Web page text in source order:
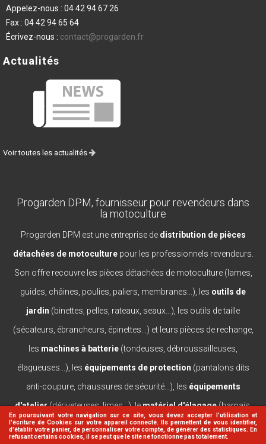
En poursuivant votre navigation sur ce site, vous devez accepter l’utilisation et
l'écriture de Cookies sur votre appareil connecté. Ils permettent de vous identifier,
d'établir votre panier, de personnaliser votre compte, de générer des statistiques. En
refusant certains cookies, il se peut que le site ne fonctionne pas totalement.
Appelez-nous : 04 42 94 67 26
Fax : 04 42 94 65 64
Écrivez-nous : contact@progarden.fr
Actualités
Voir toutes les actualités
Progarden DPM, fournisseur pour revendeurs dans
la motoculture
Progarden DPM est une entreprise de distribution de pièces
détachées de motoculturepour les professionnels revendeurs.
Son offre recouvre les pièces détachées de motoculture (lames,
guides, châines, poulies, paliers, membranes...), les outils de
jardin (binettes, pelles, rateaux, seaux...), les outils de taille
(sécateurs, ébrancheurs, épinettes...) et leurs pièces de rechange,
les machines à batterie (tondeuses, débroussailleuses,
élagueuses...), les équipements de protection (pantalons dits
anti-coupure, chaussures de sécurité...), les équipements
d'atelier(dériveteuses, limes...), lematériel d'élagage(harnais,
casques, lanceurs...).